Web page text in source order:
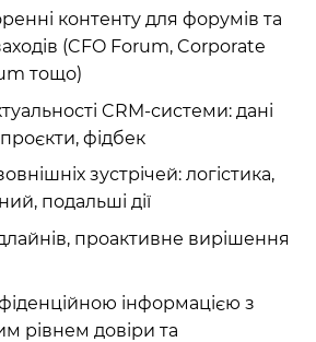
контенту для форумів та
(CFO Forum, Corporate
тощо)
CRM-системи: дані
проєкти, фідбек
зустрічей: логістика,
подальші дії
проактивне вирішення
інформацією з
рівнем довіри та